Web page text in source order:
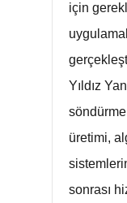
için
Yıldız
söndürme
üretimi,
sonrası